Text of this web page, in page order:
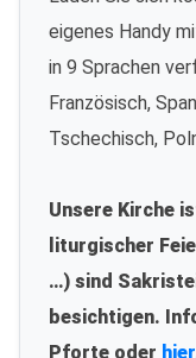
eigenes Handy
in 9 Sprachen
Französisch,
Tschechisch,
Unsere Kirche
liturgischer
…) sind
besichtigen.
Pforte oder